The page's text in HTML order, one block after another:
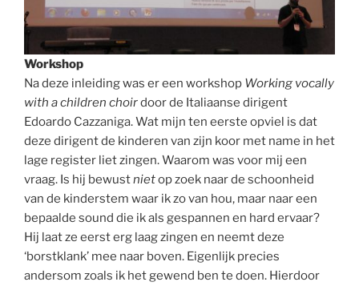
Workshop
Na deze inleiding was er een workshop Working vocally
with a children choirdoor de Italiaanse dirigent
Edoardo Cazzaniga. Wat mijn ten eerste opviel is dat
deze dirigent de kinderen van zijn koor met name in het
lage register liet zingen. Waarom was voor mij een
vraag. Is hij bewustnietop zoek naar de schoonheid
van de kinderstem waar ik zo van hou, maar naar een
bepaalde sound die ik als gespannen en hard ervaar?
Hij laat ze eerst erg laag zingen en neemt deze
‘borstklank’ mee naar boven. Eigenlijk precies
andersom zoals ik het gewend ben te doen. Hierdoor